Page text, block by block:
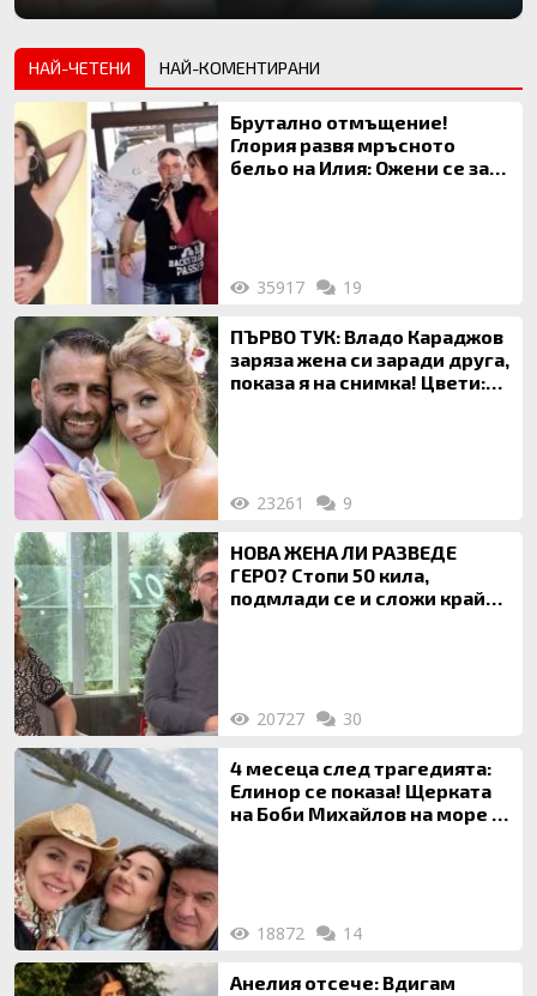
НАЙ-ЧЕТЕНИ НАЙ-КОМЕНТИРАНИ
Брутално отмъщение!
Глория развя мръсното
бельо на Илия: Ожени се за
35917 19
ПЪРВО ТУК: Владо Караджов
заряза жена си заради друга,
показа я на снимка! Цвети:
23261 9
НОВА ЖЕНА ЛИ РАЗВЕДЕ
ГЕРО? Стопи 50 кила,
подмлади се и сложи край
20727 30
4 месеца след трагедията:
Елинор се показа! Щерката
на Боби Михайлов на море с
18872 14
Анелия отсече: Вдигам